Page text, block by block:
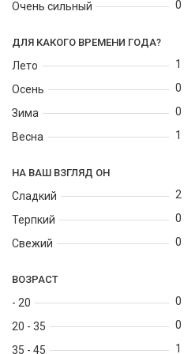
Очень сильный
0
ДЛЯ КАКОГО ВРЕМЕНИ ГОДА?
Лето
Осень
Зима
Весна
1
0
0
1
НА ВАШ ВЗГЛЯД ОН
Сладкий
Терпкий
Свежий
2
0
0
ВОЗРАСТ
- 20
20 - 35
35 - 45
0
0
1